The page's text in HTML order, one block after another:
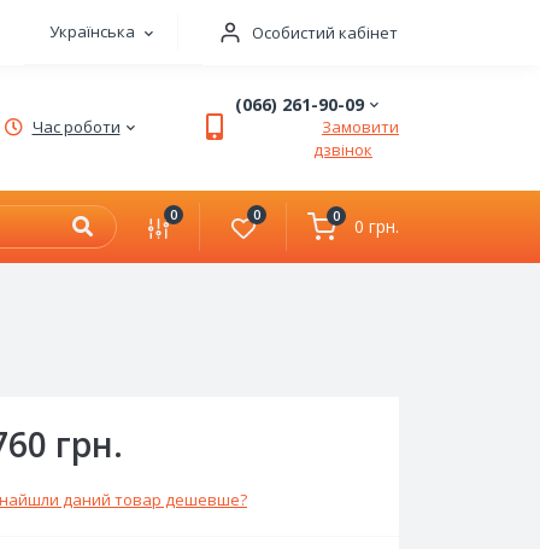
Українська Особистий кабінет
Час роботи
(066) 261-90-09
Замовити
дзвінок
0 0 0 0 грн.
грн.
даний товар дешевше?